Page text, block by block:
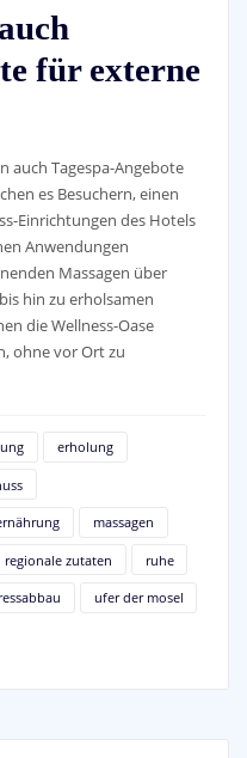
für externe
auch Tagespa-Angebote
es Besuchern, einen
Einrichtungen des Hotels
Anwendungen
Massagen über
hin zu erholsamen
die Wellness-Oase
ohne vor Ort zu
erholung
massagen
regionale zutaten ruhe
ufer der mosel